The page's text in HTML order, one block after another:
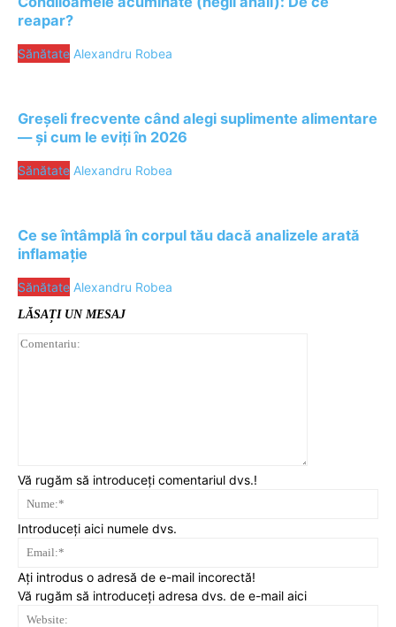
reapar?
Sănătate Alexandru Robea
Greșeli frecvente când alegi suplimente alimentare
— și cum le eviți în 2026
Sănătate Alexandru Robea
Ce se întâmplă în corpul tău dacă analizele arată
inflamație
Sănătate Alexandru Robea
LĂSAȚI UN MESAJ
Vă rugăm să introduceți comentariul dvs.!
Introduceți aici numele dvs.
Ați introdus o adresă de e-mail incorectă!
Vă rugăm să introduceți adresa dvs. de e-mail aici